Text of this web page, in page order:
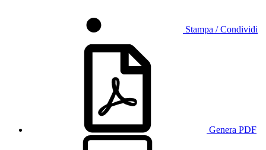
Stampa / Condividi
Genera PDF